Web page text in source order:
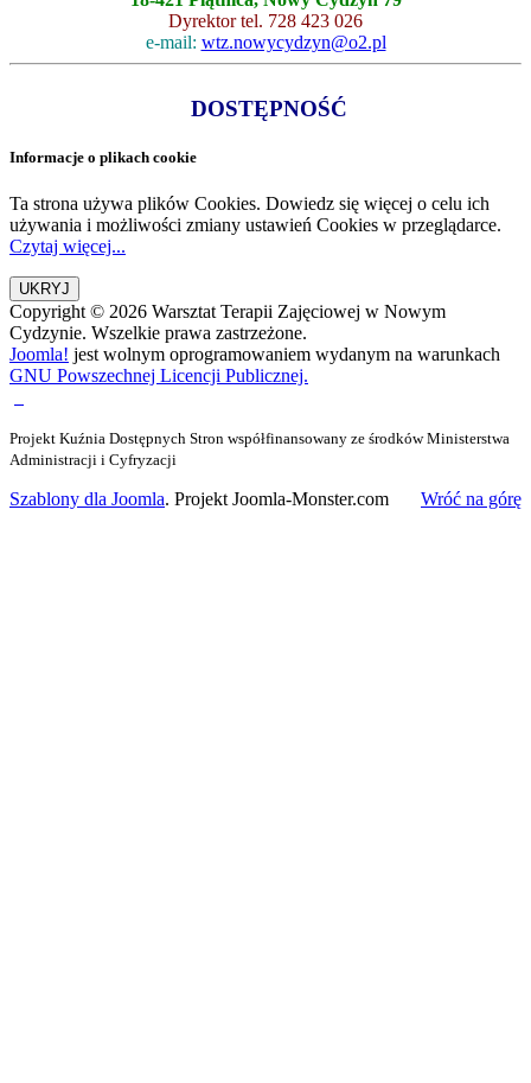
Dyrektor tel. 728 423 026
e-mail: wtz.nowycydzyn@o2.pl
DOSTĘPNOŚĆ
Informacje o plikach cookie
Ta strona używa plików Cookies. Dowiedz się więcej o celu ich
używania i możliwości zmiany ustawień Cookies w przeglądarce.
Czytaj więcej...
Copyright © 2026 Warsztat Terapii Zajęciowej w Nowym
Cydzynie. Wszelkie prawa zastrzeżone.
Joomla! jest wolnym oprogramowaniem wydanym na warunkach
GNU Powszechnej Licencji Publicznej.
Projekt Kuźnia Dostępnych Stron współfinansowany ze środków Ministerstwa
Administracji i Cyfryzacji
Szablony dla Joomla. Projekt Joomla-Monster.com Wróć na górę